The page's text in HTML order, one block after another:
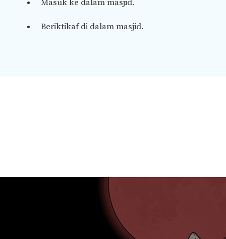
Masuk ke dalam masjid.
Beriktikaf di dalam masjid.